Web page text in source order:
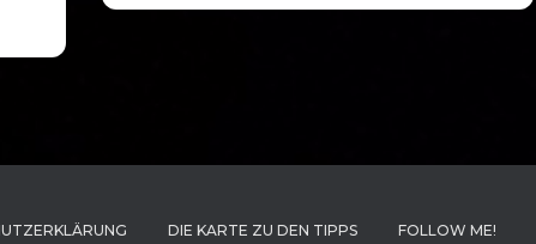
DIE KARTE ZU DEN TIPPS FOLLOW ME!